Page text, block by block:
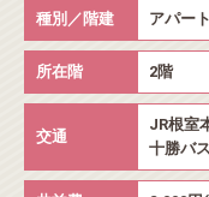
種別／階建 アパー
所在階 2階
交通
JR根室
十勝バ